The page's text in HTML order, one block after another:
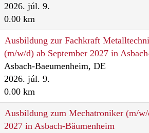
2026. júl. 9.
0.00 km
Ausbildung zur Fachkraft
(m/w/d) ab September 2027 in
Asbach-Baeumenheim, DE
2026. júl. 9.
0.00 km
Ausbildung zum Mechatroniker (m/w/
2027 in Asbach-Bäumenheim